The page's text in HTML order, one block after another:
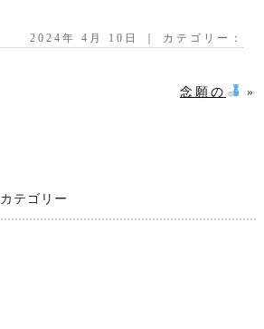
2024年 4月 10日 ｜ カテゴリー：
念願の »
カテゴリー